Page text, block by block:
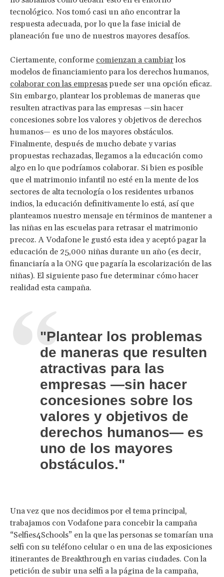
tecnológico. Nos tomó casi un año encontrar la
respuesta adecuada, por lo que la fase inicial de
planeación fue uno de nuestros mayores desafíos.
Ciertamente, conforme comienzan a cambiarlos
modelos de financiamiento para los derechos humanos,
colaborar con las empresaspuede ser una opción eficaz.
Sin embargo, plantear los problemas de maneras que
resulten atractivas para las empresas —sin hacer
concesiones sobre los valores y objetivos de derechos
humanos— es uno de los mayores obstáculos.
Finalmente, después de mucho debate y varias
propuestas rechazadas, llegamos a la educación como
algo en lo que podríamos colaborar. Si bien es posible
que el matrimonio infantil no esté en la mente de los
sectores de alta tecnología o los residentes urbanos
indios, la educación definitivamente lo está, así que
planteamos nuestro mensaje en términos de mantener a
las niñas en las escuelas para retrasar el matrimonio
precoz. A Vodafone le gustó esta idea y aceptó pagar la
educación de 25,000 niñas durante un año (es decir,
financiaría a la ONG que pagaría la escolarización de las
niñas). El siguiente paso fue determinar cómo hacer
realidad esta campaña.
"Plantear los problemas
de maneras que resulten
atractivas para las
empresas —sin hacer
concesiones sobre los
valores y objetivos de
derechos humanos— es
uno de los mayores
obstáculos."
Una vez que nos decidimos por el tema principal,
trabajamos con Vodafone para concebir la campaña
“Selfies4Schools” en la que las personas se tomarían una
selfi con su teléfono celular o en una de las exposiciones
itinerantes de Breakthrough en varias ciudades. Con la
petición de subir una selfi a la página de la campaña,